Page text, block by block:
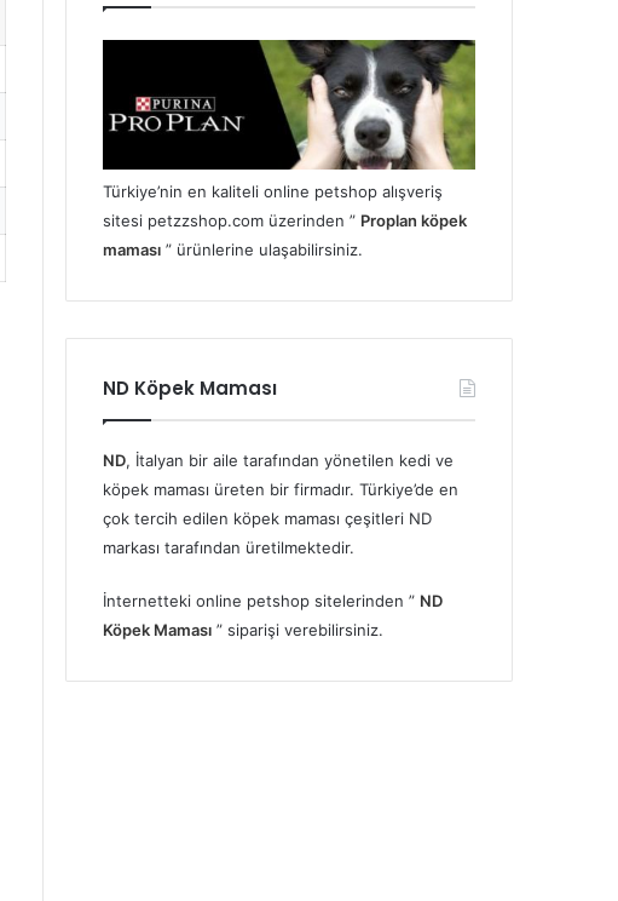
Türkiye’nin en kaliteli online petshop alışveriş
sitesi petzzshop.com üzerinden ” Proplan köpek
maması ” ürünlerine ulaşabilirsiniz.
ND Köpek Maması
ND, İtalyan bir aile tarafından yönetilen kedi ve
köpek maması üreten bir firmadır. Türkiye’de en
çok tercih edilen köpek maması çeşitleri ND
markası tarafından üretilmektedir.
İnternetteki online petshop sitelerinden ” ND
Köpek Maması ” siparişi verebilirsiniz.